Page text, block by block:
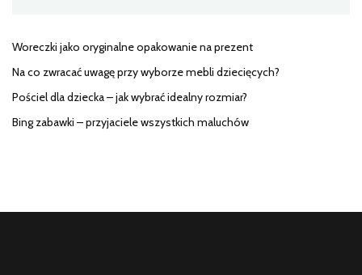
Woreczki jako oryginalne opakowanie na prezent
Na co zwracać uwagę przy wyborze mebli dziecięcych?
Pościel dla dziecka – jak wybrać idealny rozmiar?
Bing zabawki – przyjaciele wszystkich maluchów